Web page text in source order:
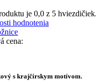
je 0,0 z 5 hviezdičiek.
hodnotenia
cena:
s krajčírskym motívom.